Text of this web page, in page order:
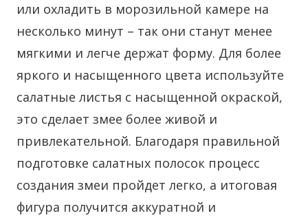
или охладить в морозильной камере на
несколько минут – так они станут менее
мягкими и легче держат форму. Для более
яркого и насыщенного цвета используйте
салатные листья с насыщенной окраской,
это сделает змее более живой и
привлекательной. Благодаря правильной
подготовке салатных полосок процесс
создания змеи пройдет легко, а итоговая
фигура получится аккуратной и